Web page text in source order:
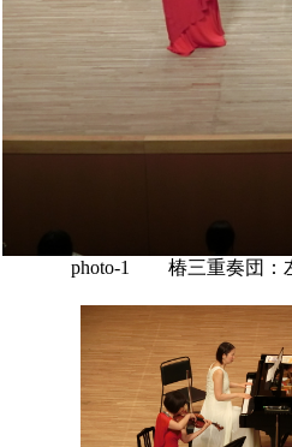
photo-1 椿三重奏団：左